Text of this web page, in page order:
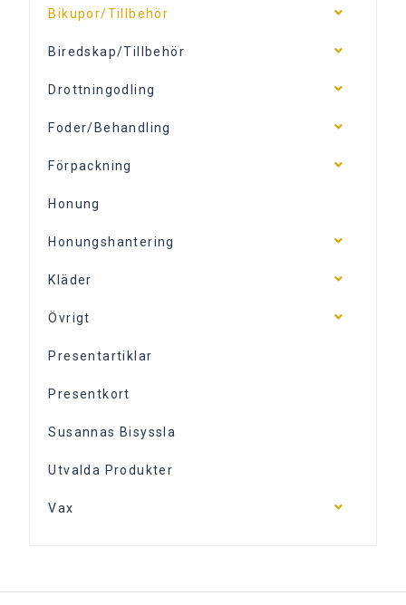
Bikupor/Tillbehör
Biredskap/Tillbehör
Drottningodling
Foder/Behandling
Förpackning
Honung
Honungshantering
Kläder
Övrigt
Presentartiklar
Presentkort
Susannas Bisyssla
Utvalda Produkter
Vax